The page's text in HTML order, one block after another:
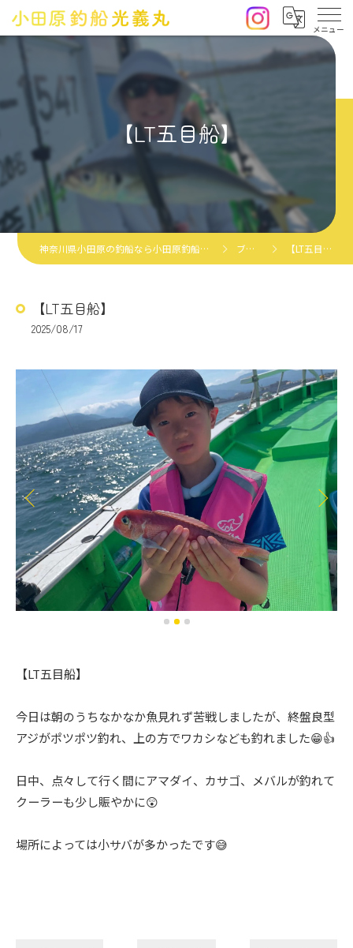
【LT五目船】
神奈川県小田原の釣船なら小田原釣船光義丸 ブログ 【LT五目船】
【LT五目船】
2025/08/17
【LT五目船】
今日は朝のうちなかなか魚見れず苦戦しましたが、終盤良型
アジがポツポツ釣れ、上の方でワカシなども釣れました😁👍
日中、点々して行く間にアマダイ、カサゴ、メバルが釣れて
クーラーも少し賑やかに😲
場所によっては小サバが多かったです😅